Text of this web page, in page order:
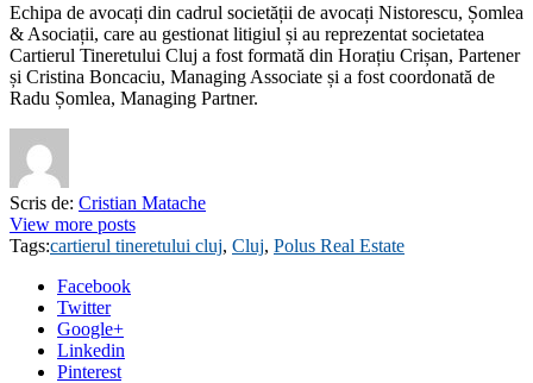
Echipa de avocați din cadrul societății de avocați Nistorescu, Șomlea
& Asociații, care au gestionat litigiul și au reprezentat societatea
Cartierul Tineretului Cluj a fost formată din Horațiu Crișan, Partener
și Cristina Boncaciu, Managing Associate și a fost coordonată de
Radu Șomlea, Managing Partner.
Scris de: Cristian Matache
View more posts
Tags:cartierul tineretului cluj, Cluj, Polus Real Estate
Facebook
Twitter
Google+
Linkedin
Pinterest